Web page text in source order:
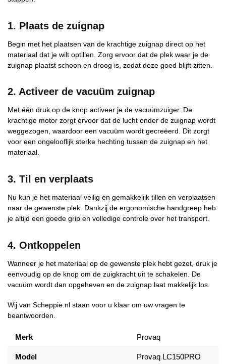
1. Plaats de zuignap
Begin met het plaatsen van de krachtige zuignap direct op het
materiaal dat je wilt optillen. Zorg ervoor dat de plek waar je de
zuignap plaatst schoon en droog is, zodat deze goed blijft zitten.
2. Activeer de vacuüm zuignap
Met één druk op de knop activeer je de vacuümzuiger. De
krachtige motor zorgt ervoor dat de lucht onder de zuignap wordt
weggezogen, waardoor een vacuüm wordt gecreëerd. Dit zorgt
voor een ongelooflijk sterke hechting tussen de zuignap en het
materiaal.
3. Til en verplaats
Nu kun je het materiaal veilig en gemakkelijk tillen en verplaatsen
naar de gewenste plek. Dankzij de ergonomische handgreep heb
je altijd een goede grip en volledige controle over het transport.
4. Ontkoppelen
Wanneer je het materiaal op de gewenste plek hebt gezet, druk je
eenvoudig op de knop om de zuigkracht uit te schakelen. De
vacuüm wordt dan opgeheven en de zuignap laat makkelijk los.
Wij van Scheppie.nl staan voor u klaar om uw vragen te
beantwoorden.
Merk Provaq
Model Provaq LC150PRO